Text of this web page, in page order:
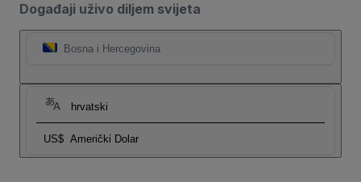
Događaji uživo diljem svijeta
Bosna i Hercegovina
hrvatski
US$ Američki Dolar